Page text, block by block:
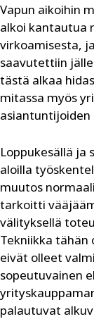
Vapun aikoihin
alkoi kantautua
virkoamisesta,
saavutettiin
tästä alkaa
mitassa myös
asiantuntijoiden
Loppukesällä ja
aloilla
muutos
tarkoitti
välityksellä
Tekniikka
eivät olleet
sopeutuvainen
palautuvat